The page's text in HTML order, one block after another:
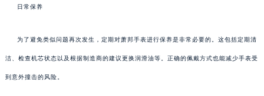
日常保养
为了避免类似问题再次发生，定期对萧邦手表进行保养是非常必要的。这包括定期清
洁、检查机芯状态以及根据制造商的建议更换润滑油等。正确的佩戴方式也能减少手表受
到意外撞击的风险。